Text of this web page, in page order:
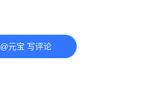
@元宝 写评论